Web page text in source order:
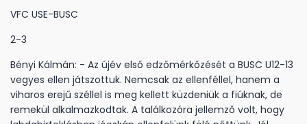
VFC USE-BUSC
2-3
Bényi Kálmán: - Az újév első edzőmérkőzését a BUSC U12-13
vegyes ellen játszottuk. Nemcsak az ellenféllel, hanem a
viharos erejű széllel is meg kellett küzdeniük a fiúknak, de
remekül alkalmazkodtak. A találkozóra jellemző volt, hogy